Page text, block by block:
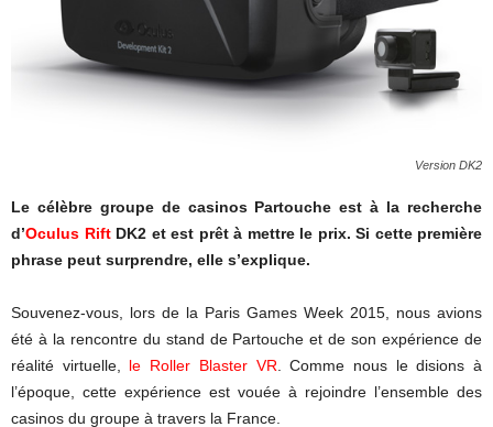
Version DK2
Le célèbre groupe de casinos Partouche est à la recherche
d’Oculus RiftDK2 et est prêt à mettre le prix. Si cette première
phrase peut surprendre, elle s’explique.
Souvenez-vous, lors de la Paris Games Week 2015, nous avions
été à la rencontre du stand de Partouche et de son expérience de
réalité virtuelle, le Roller Blaster VR . Comme nous le disions à
l’époque, cette expérience est vouée à rejoindre l’ensemble des
casinos du groupe à travers la France.